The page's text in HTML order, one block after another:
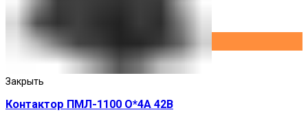
Закрыть
Контактор ПМЛ-1100 О*4А 42В